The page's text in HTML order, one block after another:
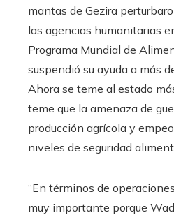
mantas de Gezira
las agencias humanitarias
Programa Mundial de
suspendió su ayuda a más
Ahora se teme al estado
teme que la amenaza de
producción agrícola y
niveles de seguridad
“En términos de
muy importante porque